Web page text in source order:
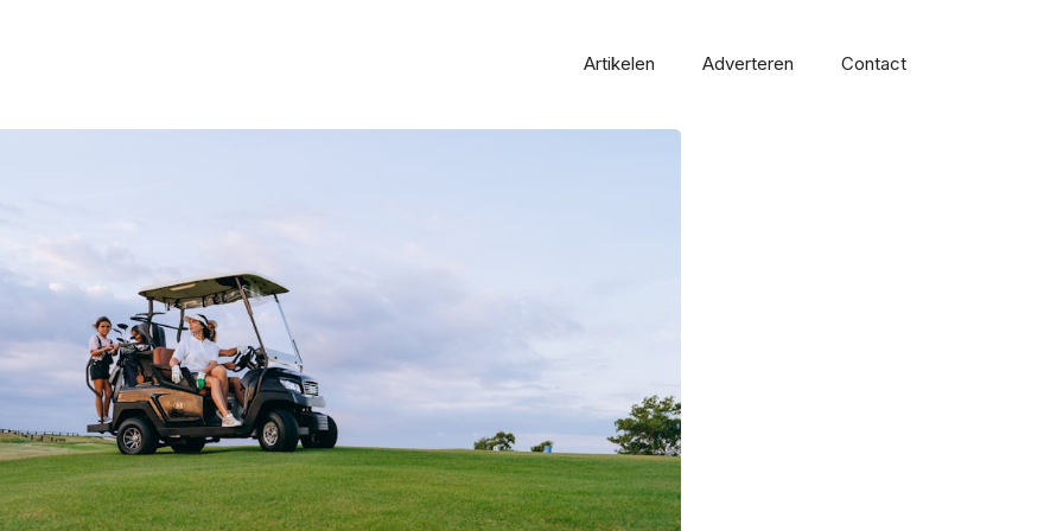
Artikelen Adverteren Contact